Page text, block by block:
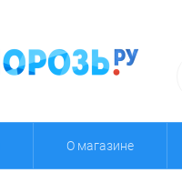
О магазине